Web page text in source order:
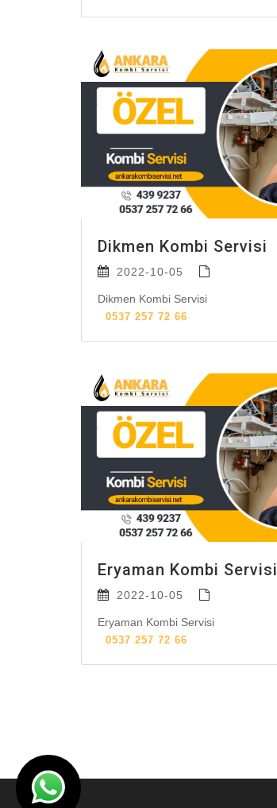
Dikmen Kombi Servisi
2022-10-05
Dikmen Kombi Servisi
0537 257 72 66
Eryaman Kombi Servisi
2022-10-05
Eryaman Kombi Servisi
0537 257 72 66